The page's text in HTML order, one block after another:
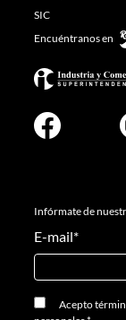
SIC
Encuéntranos en
Infórmate de
E-mail*
Acepto